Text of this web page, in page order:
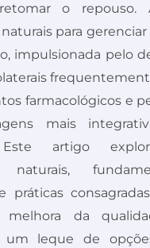
o repouso.
para
impulsionada pelo
farmacológicos e
mais
Este artigo
naturais,
práticas
melhora da
um leque de